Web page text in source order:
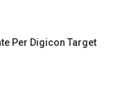
Per Digicon Target